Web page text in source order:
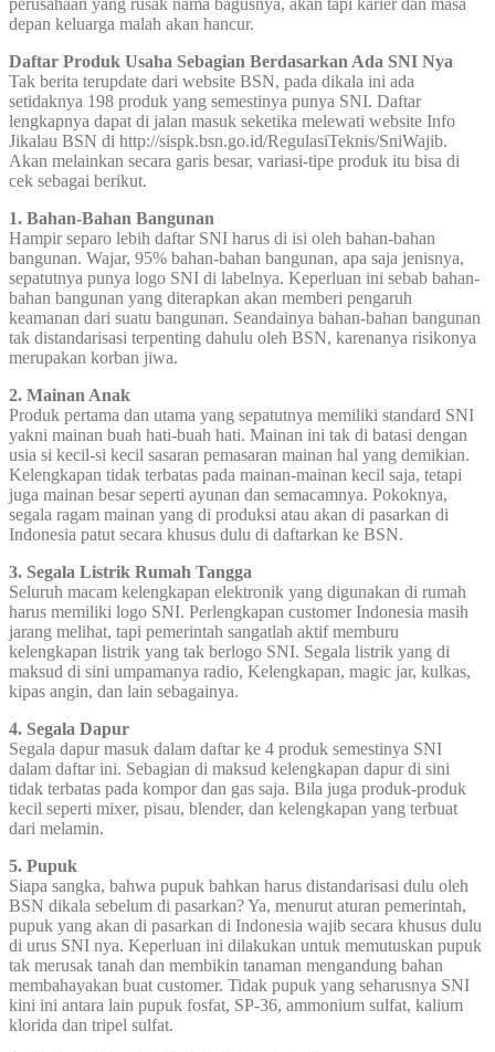
perusahaan yang rusak nama bagusnya, akan tapi karier dan masa
depan keluarga malah akan hancur.
Daftar Produk Usaha Sebagian Berdasarkan Ada SNI Nya
Tak berita terupdate dari website BSN, pada dikala ini ada
setidaknya 198 produk yang semestinya punya SNI. Daftar
lengkapnya dapat di jalan masuk seketika melewati website Info
Jikalau BSN di http://sispk.bsn.go.id/RegulasiTeknis/SniWajib.
Akan melainkan secara garis besar, variasi-tipe produk itu bisa di
cek sebagai berikut.
1. Bahan-Bahan Bangunan
Hampir separo lebih daftar SNI harus di isi oleh bahan-bahan
bangunan. Wajar, 95% bahan-bahan bangunan, apa saja jenisnya,
sepatutnya punya logo SNI di labelnya. Keperluan ini sebab bahan-
bahan bangunan yang diterapkan akan memberi pengaruh
keamanan dari suatu bangunan. Seandainya bahan-bahan bangunan
tak distandarisasi terpenting dahulu oleh BSN, karenanya risikonya
merupakan korban jiwa.
2. Mainan Anak
Produk pertama dan utama yang sepatutnya memiliki standard SNI
yakni mainan buah hati-buah hati. Mainan ini tak di batasi dengan
usia si kecil-si kecil sasaran pemasaran mainan hal yang demikian.
Kelengkapan tidak terbatas pada mainan-mainan kecil saja, tetapi
juga mainan besar seperti ayunan dan semacamnya. Pokoknya,
segala ragam mainan yang di produksi atau akan di pasarkan di
Indonesia patut secara khusus dulu di daftarkan ke BSN.
3. Segala Listrik Rumah Tangga
Seluruh macam kelengkapan elektronik yang digunakan di rumah
harus memiliki logo SNI. Perlengkapan customer Indonesia masih
jarang melihat, tapi pemerintah sangatlah aktif memburu
kelengkapan listrik yang tak berlogo SNI. Segala listrik yang di
maksud di sini umpamanya radio, Kelengkapan, magic jar, kulkas,
kipas angin, dan lain sebagainya.
4. Segala Dapur
Segala dapur masuk dalam daftar ke 4 produk semestinya SNI
dalam daftar ini. Sebagian di maksud kelengkapan dapur di sini
tidak terbatas pada kompor dan gas saja. Bila juga produk-produk
kecil seperti mixer, pisau, blender, dan kelengkapan yang terbuat
dari melamin.
5. Pupuk
Siapa sangka, bahwa pupuk bahkan harus distandarisasi dulu oleh
BSN dikala sebelum di pasarkan? Ya, menurut aturan pemerintah,
pupuk yang akan di pasarkan di Indonesia wajib secara khusus dulu
di urus SNI nya. Keperluan ini dilakukan untuk memutuskan pupuk
tak merusak tanah dan membikin tanaman mengandung bahan
membahayakan buat customer. Tidak pupuk yang seharusnya SNI
kini ini antara lain pupuk fosfat, SP-36, ammonium sulfat, kalium
klorida dan tripel sulfat.